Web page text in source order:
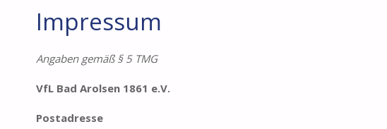
Impressum
Angaben gemäß § 5 TMG
VfL Bad Arolsen 1861 e.V.
Postadresse